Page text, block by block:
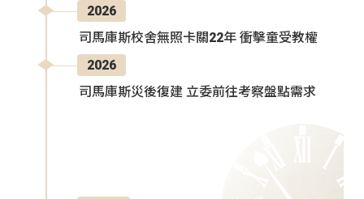
2026
司馬庫斯校舍無照卡關22年 衝擊童受教權
2026
司馬庫斯災後復建 立委前往考察盤點需求